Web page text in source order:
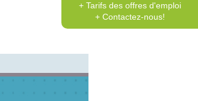
+ Tarifs des offres d'emploi
+ Contactez-nous!